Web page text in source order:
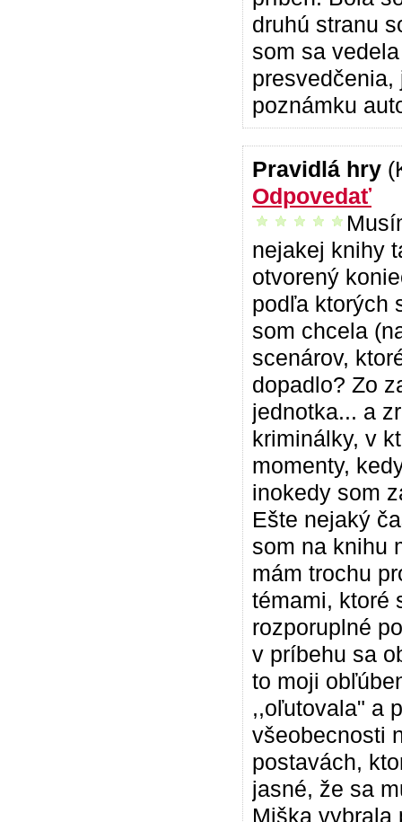
druhú stranu
som sa
poznámku
Pravidlá hry
Odpovedať
vrelo odporúčam
nejakej knihy
otvorený
podľa ktorých
som chcela
scenárov,
dopadlo? Zo
jednotka... a
kriminálky, v
momenty,
inokedy som
Ešte nejaký
som na knihu
mám trochu
témami, ktoré
rozporuplné
v príbehu sa
to moji
,,oľutovala" a
všeobecnosti
postavách,
jasné, že sa
Miška vybrala